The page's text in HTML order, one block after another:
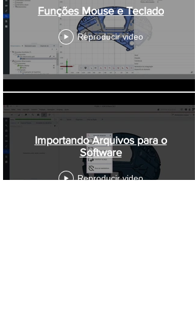
Funções Mouse e Teclado
Reproducir video
Importando Arquivos para o
Software
Reproducir video